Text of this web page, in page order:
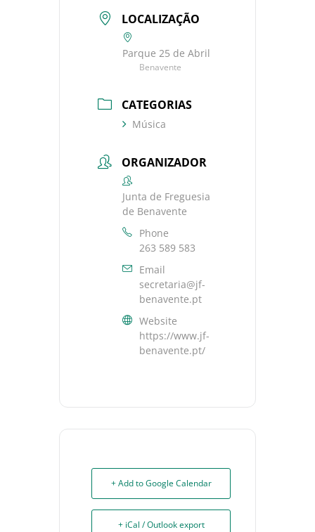
LOCALIZAÇÃO
Parque 25 de Abril
Benavente
CATEGORIAS
Música
ORGANIZADOR
Junta de Freguesia
de Benavente
Phone
263 589 583
Email
secretaria@jf-
benavente.pt
Website
https://www.jf-
benavente.pt/
+ Add to Google Calendar
+ iCal / Outlook export